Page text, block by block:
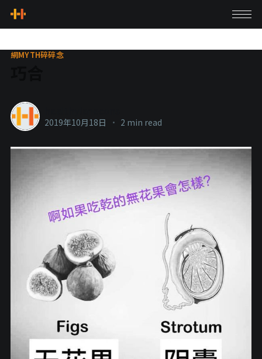
網MYTH碎碎念
2019年10月18日 • 2 min read